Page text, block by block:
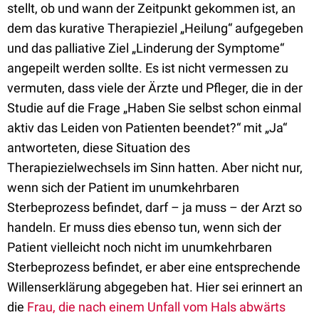
stellt, ob und wann der Zeitpunkt gekommen ist, an
dem das kurative Therapieziel „Heilung“ aufgegeben
und das palliative Ziel „Linderung der Symptome“
angepeilt werden sollte. Es ist nicht vermessen zu
vermuten, dass viele der Ärzte und Pfleger, die in der
Studie auf die Frage „Haben Sie selbst schon einmal
aktiv das Leiden von Patienten beendet?“ mit „Ja“
antworteten, diese Situation des
Therapiezielwechsels im Sinn hatten. Aber nicht nur,
wenn sich der Patient im unumkehrbaren
Sterbeprozess befindet, darf – ja muss – der Arzt so
handeln. Er muss dies ebenso tun, wenn sich der
Patient vielleicht noch nicht im unumkehrbaren
Sterbeprozess befindet, er aber eine entsprechende
Willenserklärung abgegeben hat. Hier sei erinnert an
die Frau, die nach einem Unfall vom Hals abwärts